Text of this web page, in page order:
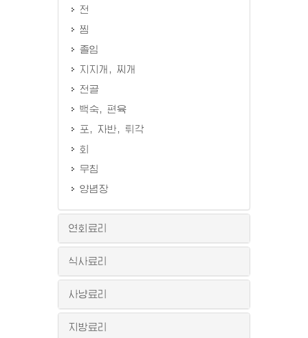
전
찜
졸임
지지개, 찌개
전골
백숙, 편육
포, 자반, 튀각
회
무침
양념장
연회료리
식사료리
사냥료리
지방료리